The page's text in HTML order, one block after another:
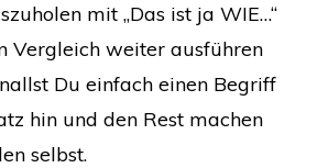
mit „Das ist ja WIE…“
Vergleich weiter ausführen
Du einfach einen Begriff
hin und den Rest machen
selbst.